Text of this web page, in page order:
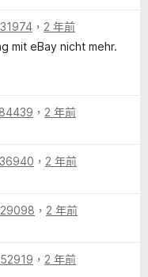
， 2 年前
mit eBay nicht mehr.
， 2 年前
， 2 年前
， 2 年前
， 2 年前